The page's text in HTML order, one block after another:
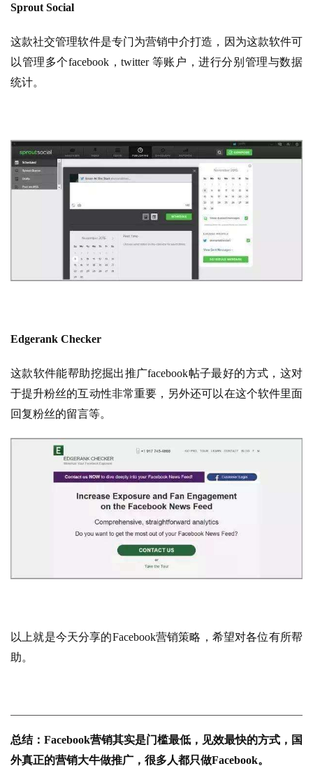
Sprout Social
这款社交管理软件是专门为营销中介打造，因为这款软件可
以管理多个facebook，twitter 等账户，进行分别管理与数据
统计。
Edgerank Checker
这款软件能帮助挖掘出推广facebook帖子最好的方式，这对
于提升粉丝的互动性非常重要，另外还可以在这个软件里面
回复粉丝的留言等。
以上就是今天分享的Facebook营销策略，希望对各位有所帮
助。
总结：Facebook营销其实是门槛最低，见效最快的方式，国
外真正的营销大牛做推广，很多人都只做Facebook。